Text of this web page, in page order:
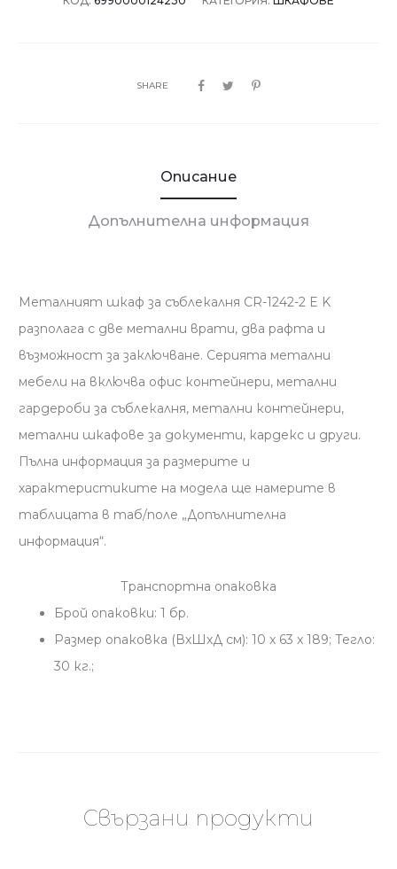
SHARE
Описание
Допълнителна информация
Металният шкаф за съблекалня CR-1242-2 E K
разполага с две метални врати, два рафта и
възможност за заключване. Серията метални
мебели на включва офис контейнери, метални
гардероби за съблекалня, метални контейнери,
метални шкафове за документи, кардекс и други.
Пълна информация за размерите и
характеристиките на модела ще намерите в
таблицата в таб/поле „Допълнителна
информация“.
Транспортна опаковка
Брой опаковки: 1 бр.
Размер опаковка (ВхШхД см): 10 x 63 x 189; Тегло:
30 кг.;
Свързани продукти